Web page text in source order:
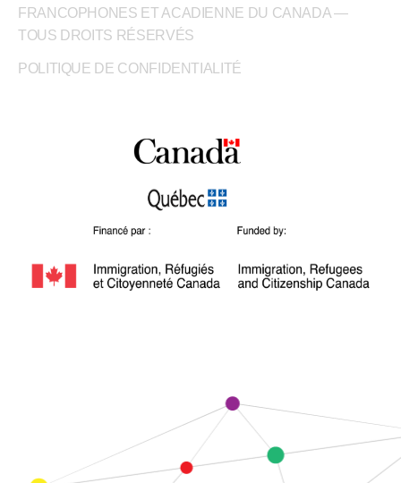
FRANCOPHONES ET ACADIENNE DU CANADA —
TOUS DROITS RÉSERVÉS
POLITIQUE DE CONFIDENTIALITÉ